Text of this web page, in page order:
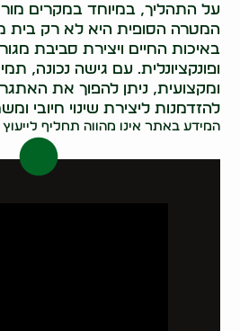
על התהליך, במיוחד במקרים
המטרה הסופית היא לא רק בית
באיכות החיים ויצירת סביבת
ופונקציונלית. עם גישה נכונה,
ומקצועית, ניתן להפוך את
להזדמנות ליצירת שינוי חיובי
המידע באתר אינו מהווה תחליף לייעוץ